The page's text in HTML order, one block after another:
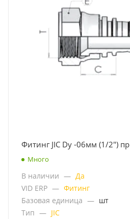
Фитинг JIC Dу -06мм (1/2") пр
Много
В наличии — Да
VID ERP — Фитинг
Базовая единица — шт
Тип — JIC